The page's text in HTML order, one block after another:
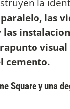
la
paralelo, las
las
visual
cemento.
Square y una